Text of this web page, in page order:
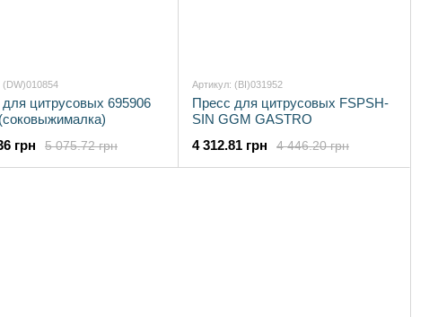
(DW)010854
цитрусовых 695906
5 075.72 грн
грн
Артикул: (BI)031952
Пресс для цитрусовых FSPSH-
SIN GGM GASTRO
4 446.20 грн
4 312.81 грн